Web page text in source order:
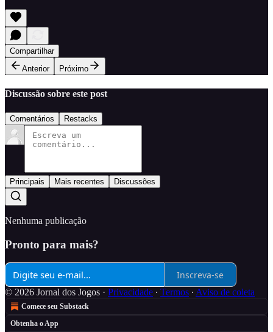
Compartilhar
Anterior
Próximo
Discussão sobre este post
Comentários Restacks
Principais Mais recentes Discussões
Nenhuma publicação
Pronto para mais?
Inscreva-se
© 2026 Jornal dos Jogos · Privacidade ∙ Termos ∙ Aviso de coleta
Comece seu Substack
Obtenha o App